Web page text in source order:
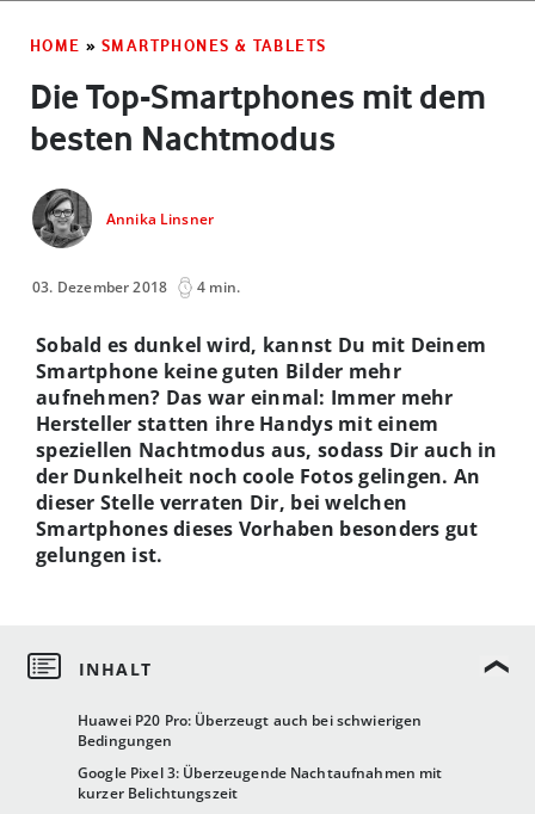
HOME » SMARTPHONES & TABLETS
Die Top-Smartphones mit dem
besten Nachtmodus
Annika Linsner
03. Dezember 2018 4 min.
Huawei P20 Pro: Überzeugt auch bei schwierigen
Bedingungen
Google Pixel 3: Überzeugende Nachtaufnahmen mit
kurzer Belichtungszeit
Sobald es dunkel wird, kannst Du mit Deinem
Smartphone keine guten Bilder mehr
aufnehmen? Das war einmal: Immer mehr
Hersteller statten ihre Handys mit einem
speziellen Nachtmodus aus, sodass Dir auch in
der Dunkelheit noch coole Fotos gelingen. An
dieser Stelle verraten Dir, bei welchen
Smartphones dieses Vorhaben besonders gut
gelungen ist.